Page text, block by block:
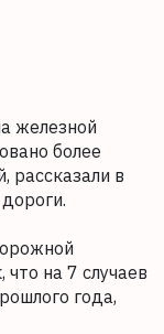
железной
более
рассказали в
на 7 случаев
года,